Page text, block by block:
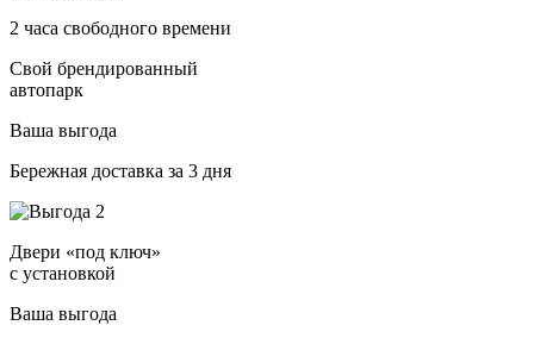
2 часа свободного времени
Свой брендированный
автопарк
Ваша выгода
Бережная доставка за 3 дня
Двери «под ключ»
с установкой
Ваша выгода